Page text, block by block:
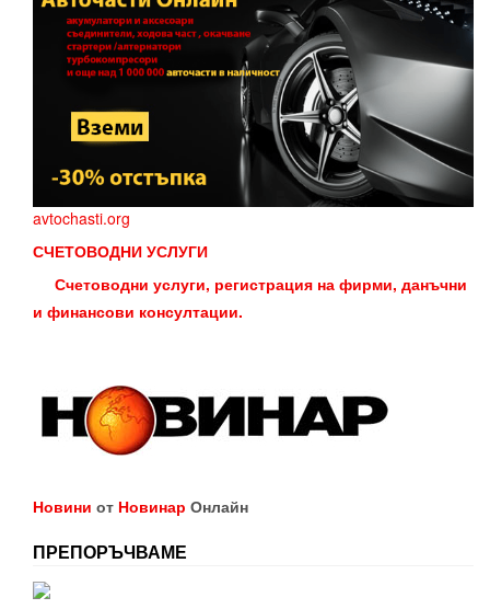
avtochasti.org
СЧЕТОВОДНИ УСЛУГИ
Счетоводни услуги, регистрация на фирми, данъчни
и финансови консултации.
Новини от Новинар Онлайн
ПРЕПОРЪЧВАМЕ